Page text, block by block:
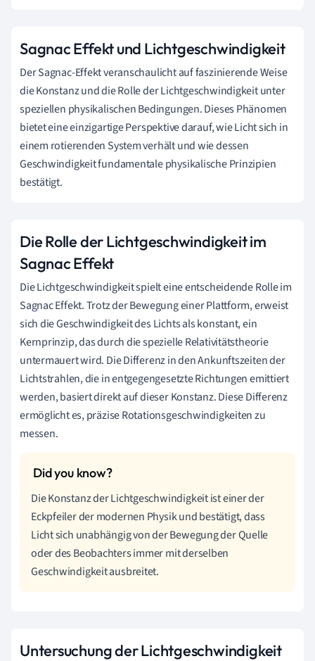
Sagnac Effekt und Lichtgeschwindigkeit
Der Sagnac-Effekt veranschaulicht auf faszinierende Weise
die Konstanz und die Rolle der Lichtgeschwindigkeit unter
speziellen physikalischen Bedingungen. Dieses Phänomen
bietet eine einzigartige Perspektive darauf, wie Licht sich in
einem rotierenden System verhält und wie dessen
Geschwindigkeit fundamentale physikalische Prinzipien
bestätigt.
Die Rolle der Lichtgeschwindigkeit im
Sagnac Effekt
Die Lichtgeschwindigkeit spielt eine entscheidende Rolle im
Sagnac Effekt. Trotz der Bewegung einer Plattform, erweist
sich die Geschwindigkeit des Lichts als konstant, ein
Kernprinzip, das durch die spezielle Relativitätstheorie
untermauert wird. Die Differenz in den Ankunftszeiten der
Lichtstrahlen, die in entgegengesetzte Richtungen emittiert
werden, basiert direkt auf dieser Konstanz. Diese Differenz
ermöglicht es, präzise Rotationsgeschwindigkeiten zu
messen.
Die Konstanz der Lichtgeschwindigkeit ist einer der
Eckpfeiler der modernen Physik und bestätigt, dass
Licht sich unabhängig von der Bewegung der Quelle
oder des Beobachters immer mit derselben
Geschwindigkeit ausbreitet.
Untersuchung der Lichtgeschwindigkeit